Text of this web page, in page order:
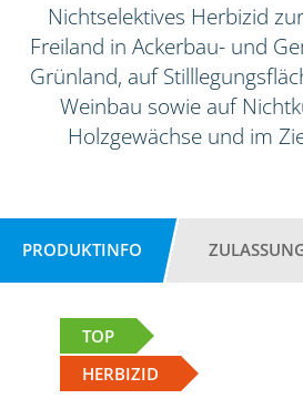
Nichtselektives Herbizid
Freiland in Ackerbau- und
Grünland, auf
Weinbau sowie auf
Holzgewächse und im
PRODUKTINFO
TOP
HERBIZID